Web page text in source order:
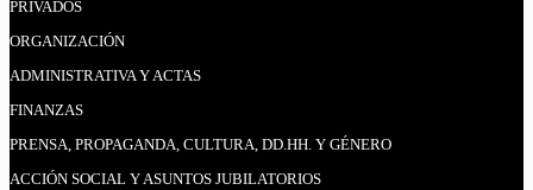
PRIVADOS
ORGANIZACIÓN
ADMINISTRATIVA Y ACTAS
FINANZAS
PRENSA, PROPAGANDA, CULTURA, DD.HH. Y GÉNERO
ACCIÓN SOCIAL Y ASUNTOS JUBILATORIOS